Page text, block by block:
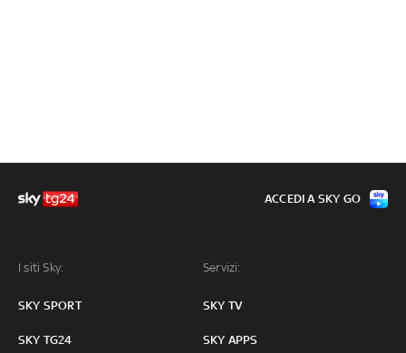
I siti Sky:
SKY SPORT
SKY TG24
Servizi:
SKY TV
SKY APPS
ACCEDI A SKY GO